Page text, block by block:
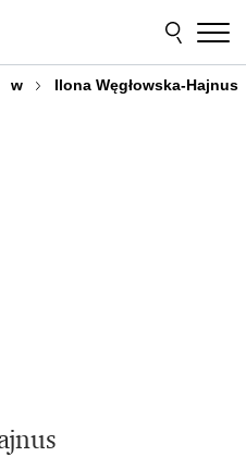
w Ilona Węgłowska-Hajnus